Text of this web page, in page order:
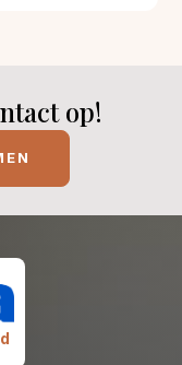
op!